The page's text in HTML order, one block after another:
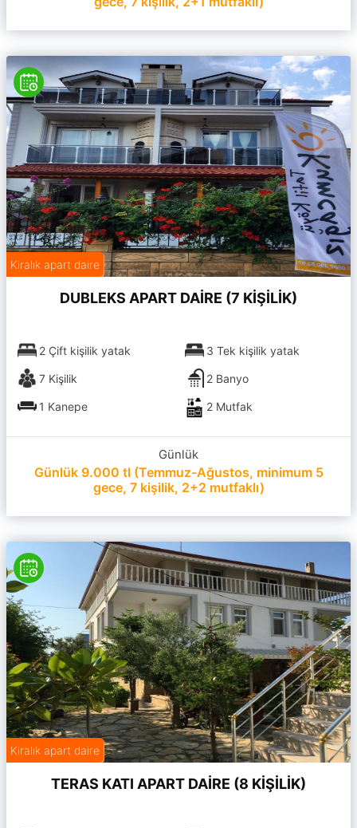
Kiralık apart daire
DUBLEKS APART DAİRE (7 KİŞİLİK)
2 Çift kişilik yatak 3 Tek kişilik yatak
7 Kişilik 2 Banyo
1 Kanepe 2 Mutfak
Günlük
Günlük 9.000 tl (Temmuz-Ağustos, minimum 5
gece, 7 kişilik, 2+2 mutfaklı)
Kiralık apart daire
TERAS KATI APART DAİRE (8 KİŞİLİK)